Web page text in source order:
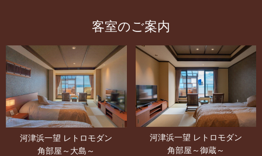
客室のご案内
河津浜一望 レトロモダン
角部屋～大島～
河津浜一望 レトロモダン
角部屋～御蔵～